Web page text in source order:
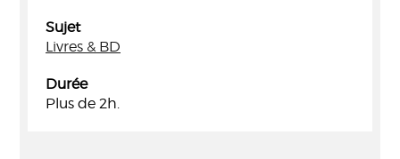
Sujet
Livres & BD
Durée
Plus de 2h.